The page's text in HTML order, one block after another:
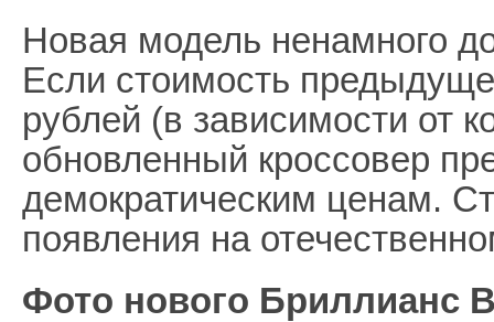
Новая модель ненамного
Если стоимость
рублей (в зависимости от
обновленный кроссовер
демократическим ценам.
появления на
Фото нового Бриллианс